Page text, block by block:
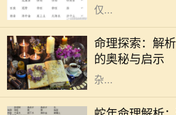
仅...
命理探索：解
的奥秘与启示
命理学作为中国传
一直以来被人们
众多命格中，“阴
为特殊的命型，通
杂...
在中国传统命理学
与灵性的象征，